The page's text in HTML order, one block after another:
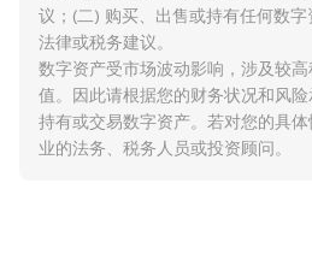
议；(二) 购买、出售或持有任何数字
法律或税务建议。
数字资产受市场波动影响，涉及较
值。因此请根据您的财务状况和风
持有或交易数字资产。若对您的具
业的法务、税务人员或投资顾问。